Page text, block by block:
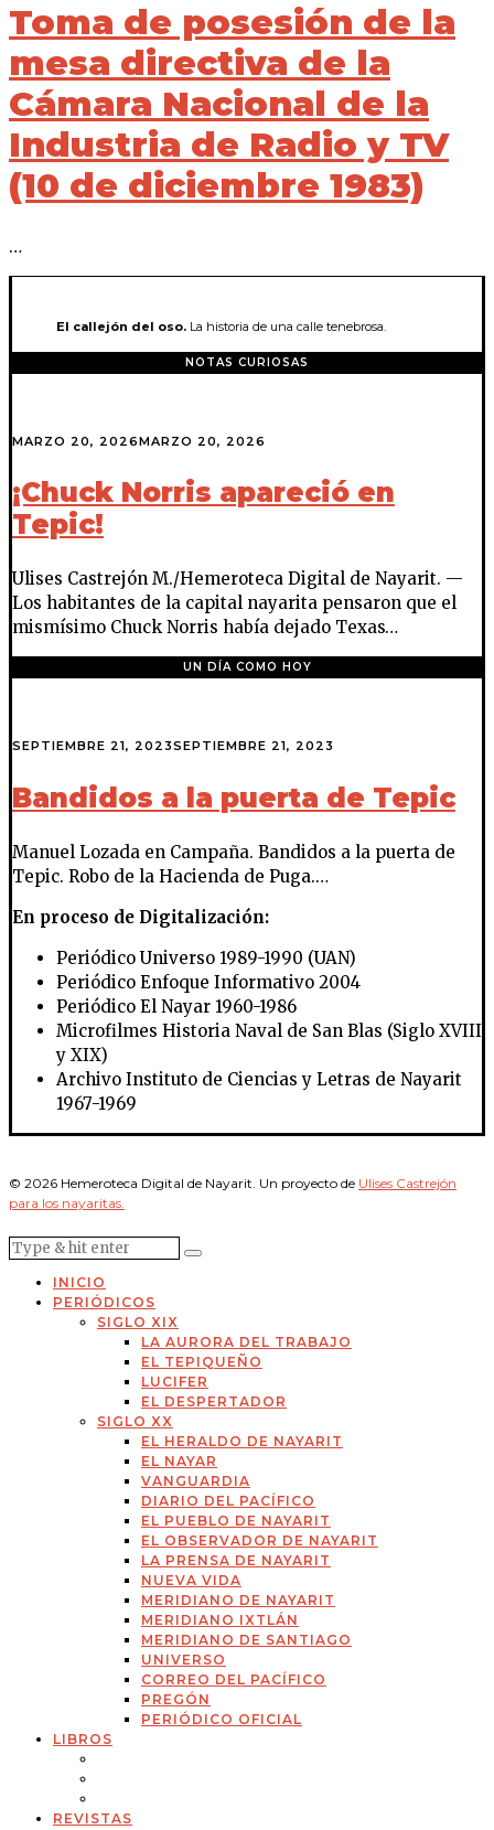
Toma de posesión de la
mesa directiva de la
Cámara Nacional de la
Industria de Radio y TV
(10 de diciembre 1983)
…
El callejón del oso. La historia de una calle tenebrosa.
NOTAS CURIOSAS
MARZO 20, 2026MARZO 20, 2026
¡Chuck Norris apareció en
Tepic!
Ulises Castrejón M./Hemeroteca Digital de Nayarit. —
Los habitantes de la capital nayarita pensaron que el
mismísimo Chuck Norris había dejado Texas…
UN DÍA COMO HOY
SEPTIEMBRE 21, 2023SEPTIEMBRE 21, 2023
Bandidos a la puerta de Tepic
Manuel Lozada en Campaña. Bandidos a la puerta de
Tepic. Robo de la Hacienda de Puga.…
En proceso de Digitalización:
Periódico Universo 1989-1990 (UAN)
Periódico Enfoque Informativo 2004
Periódico El Nayar 1960-1986
Microfilmes Historia Naval de San Blas (Siglo XVIII
y XIX)
Archivo Instituto de Ciencias y Letras de Nayarit
1967-1969
© 2026 Hemeroteca Digital de Nayarit. Un proyecto de Ulises Castrejón
para los nayaritas.
INICIO
PERIÓDICOS
SIGLO XIX
LA AURORA DEL TRABAJO
EL TEPIQUEÑO
LUCIFER
EL DESPERTADOR
SIGLO XX
EL HERALDO DE NAYARIT
EL NAYAR
VANGUARDIA
DIARIO DEL PACÍFICO
EL PUEBLO DE NAYARIT
EL OBSERVADOR DE NAYARIT
LA PRENSA DE NAYARIT
NUEVA VIDA
MERIDIANO DE NAYARIT
MERIDIANO IXTLÁN
MERIDIANO DE SANTIAGO
UNIVERSO
CORREO DEL PACÍFICO
PREGÓN
PERIÓDICO OFICIAL
LIBROS
REVISTAS